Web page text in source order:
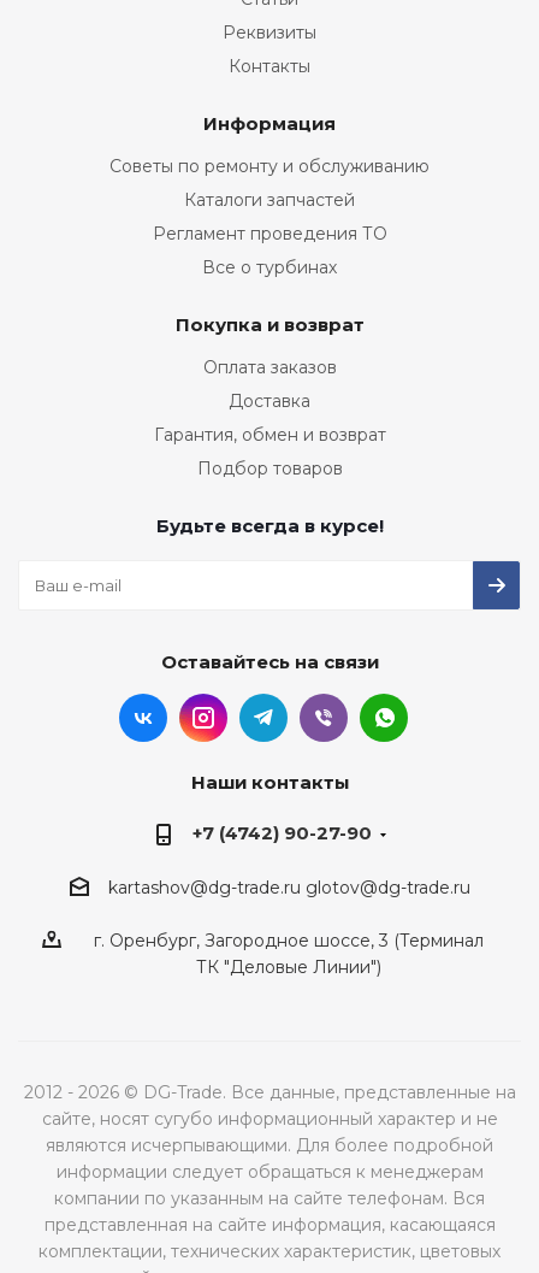
Реквизиты
Контакты
Информация
Советы по ремонту и обслуживанию
Каталоги запчастей
Регламент проведения ТО
Все о турбинах
Покупка и возврат
Оплата заказов
Доставка
Гарантия, обмен и возврат
Подбор товаров
Будьте всегда в курсе!
Оставайтесь на связи
Наши контакты
+7 (4742) 90-27-90
kartashov@dg-trade.ru glotov@dg-trade.ru
г. Оренбург, Загородное шоссе, 3 (Терминал
ТК "Деловые Линии")
2012 - 2026 © DG-Trade. Все данные, представленные на
сайте, носят сугубо информационный характер и не
являются исчерпывающими. Для более подробной
информации следует обращаться к менеджерам
компании по указанным на сайте телефонам. Вся
представленная на сайте информация, касающаяся
комплектации, технических характеристик, цветовых